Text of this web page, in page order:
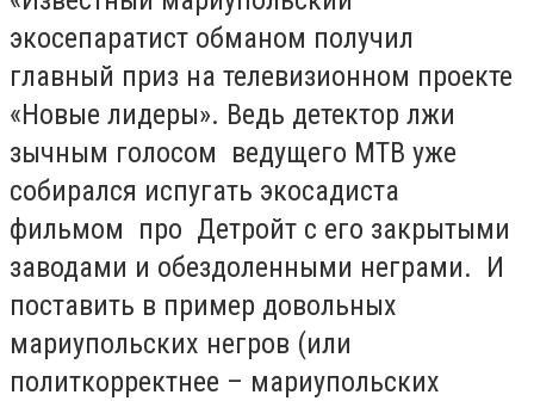
экосепаратист обманом получил
главный приз на телевизионном проекте
«Новые лидеры». Ведь детектор лжи
зычным голосом ведущего МТВ уже
собирался испугать экосадиста
фильмом про Детройт с его закрытыми
заводами и обездоленными неграми. И
поставить в пример довольных
мариупольских негров (или
политкорректнее – мариупольских